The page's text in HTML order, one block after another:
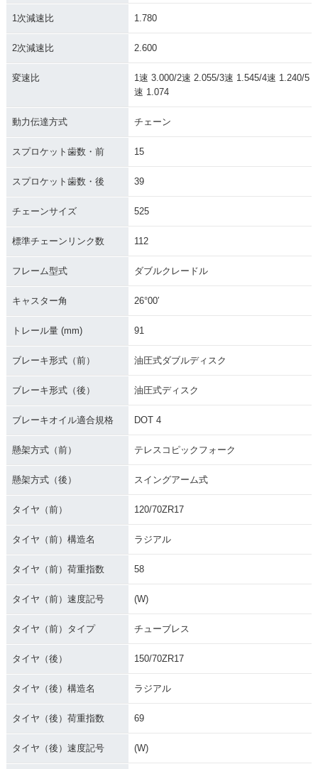
1次減速比 1.780
2次減速比 2.600
変速比
1速 3.000/2速 2.055/3速 1.545/4速 1.240/5
速 1.074
動力伝達方式 チェーン
スプロケット歯数・前 15
スプロケット歯数・後 39
チェーンサイズ 525
標準チェーンリンク数 112
フレーム型式 ダブルクレードル
キャスター角 26°00′
トレール量 (mm) 91
ブレーキ形式（前） 油圧式ダブルディスク
ブレーキ形式（後） 油圧式ディスク
ブレーキオイル適合規格 DOT 4
懸架方式（前） テレスコピックフォーク
懸架方式（後） スイングアーム式
タイヤ（前） 120/70ZR17
タイヤ（前）構造名 ラジアル
タイヤ（前）荷重指数 58
タイヤ（前）速度記号 (W)
タイヤ（前）タイプ チューブレス
タイヤ（後） 150/70ZR17
タイヤ（後）構造名 ラジアル
タイヤ（後）荷重指数 69
タイヤ（後）速度記号 (W)